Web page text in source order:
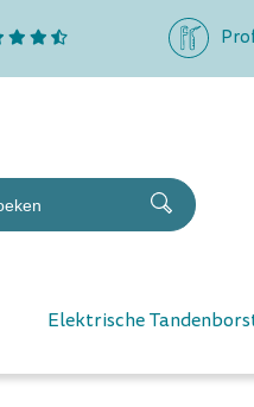
Elektrische